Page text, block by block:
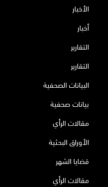
الأخبار
أخبار
التقارير
التقارير
البيانات الصحفية
بيانات صحفية
مقالات الرأي
الأوراق البحثية
قضايا الشهر
مقالات الرأي